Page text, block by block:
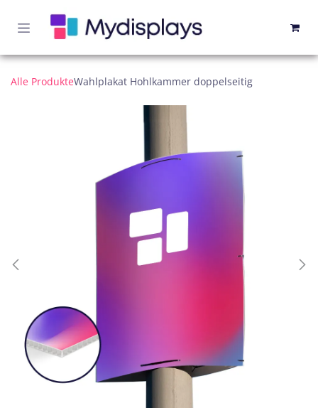
Alle ProdukteWahlplakat Hohlkammer doppelseitig